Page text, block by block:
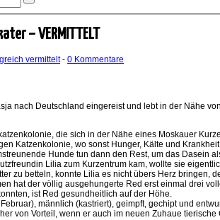
– VERMITTELT
vermittelt- 0 Kommentare
nach Deutschland eingereist und lebt in der Nähe
die sich in der Nähe eines Moskauer
Katzenkolonie, wo sonst Hunger, Kälte und
Hunde tun dann den Rest, um das Dasein
Lilia zum Kurzentrum kam, wollte sie
zu betteln, konnte Lilia es nicht übers Herz bringen,
hat der völlig ausgehungerte Red erst einmal drei
ist Red gesundheitlich auf der Höhe.
männlich (kastriert), geimpft, gechipt und
von Vorteil, wenn er auch im neuen Zuhaue